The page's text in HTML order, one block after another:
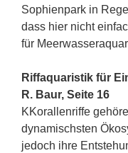
Sophienpark in
dass hier nicht
für
Riffaquaristik für
R. Baur, Seite 16
KKorallenriffe
dynamischsten
jedoch ihre